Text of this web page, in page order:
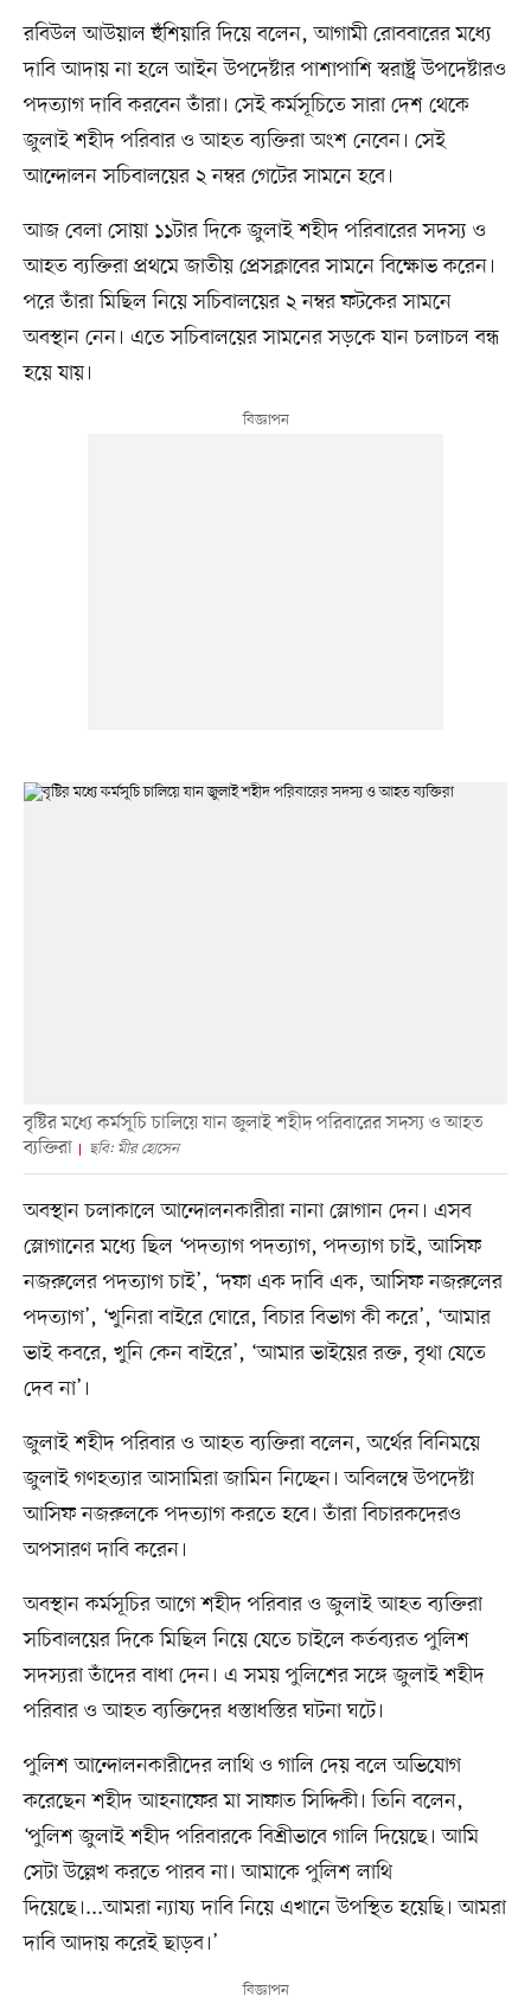
রবিউল আউয়াল হুঁশিয়ারি দিয়ে বলেন, আগামী রোববারের মধ্যে
দাবি আদায় না হলে আইন উপদেষ্টার পাশাপাশি স্বরাষ্ট্র উপদেষ্টারও
পদত্যাগ দাবি করবেন তাঁরা। সেই কর্মসূচিতে সারা দেশ থেকে
জুলাই শহীদ পরিবার ও আহত ব্যক্তিরা অংশ নেবেন। সেই
আন্দোলন সচিবালয়ের ২ নম্বর গেটের সামনে হবে।
আজ বেলা সোয়া ১১টার দিকে জুলাই শহীদ পরিবারের সদস্য ও
আহত ব্যক্তিরা প্রথমে জাতীয় প্রেসক্লাবের সামনে বিক্ষোভ করেন।
পরে তাঁরা মিছিল নিয়ে সচিবালয়ের ২ নম্বর ফটকের সামনে
অবস্থান নেন। এতে সচিবালয়ের সামনের সড়কে যান চলাচল বন্ধ
হয়ে যায়।
বৃষ্টির মধ্যে কর্মসূচি চালিয়ে যান জুলাই শহীদ পরিবারের সদস্য ও আহত
ব্যক্তিরা
ছবি: মীর হোসেন
অবস্থান চলাকালে আন্দোলনকারীরা নানা স্লোগান দেন। এসব
স্লোগানের মধ্যে ছিল ‘পদত্যাগ পদত্যাগ, পদত্যাগ চাই, আসিফ
নজরুলের পদত্যাগ চাই’, ‘দফা এক দাবি এক, আসিফ নজরুলের
পদত্যাগ’, ‘খুনিরা বাইরে ঘোরে, বিচার বিভাগ কী করে’, ‘আমার
ভাই কবরে, খুনি কেন বাইরে’, ‘আমার ভাইয়ের রক্ত, বৃথা যেতে
দেব না’।
জুলাই শহীদ পরিবার ও আহত ব্যক্তিরা বলেন, অর্থের বিনিময়ে
জুলাই গণহত্যার আসামিরা জামিন নিচ্ছেন। অবিলম্বে উপদেষ্টা
আসিফ নজরুলকে পদত্যাগ করতে হবে। তাঁরা বিচারকদেরও
অপসারণ দাবি করেন।
অবস্থান কর্মসূচির আগে শহীদ পরিবার ও জুলাই আহত ব্যক্তিরা
সচিবালয়ের দিকে মিছিল নিয়ে যেতে চাইলে কর্তব্যরত পুলিশ
সদস্যরা তাঁদের বাধা দেন। এ সময় পুলিশের সঙ্গে জুলাই শহীদ
পরিবার ও আহত ব্যক্তিদের ধস্তাধস্তির ঘটনা ঘটে।
পুলিশ আন্দোলনকারীদের লাথি ও গালি দেয় বলে অভিযোগ
করেছেন শহীদ আহনাফের মা সাফাত সিদ্দিকী। তিনি বলেন,
‘পুলিশ জুলাই শহীদ পরিবারকে বিশ্রীভাবে গালি দিয়েছে। আমি
সেটা উল্লেখ করতে পারব না। আমাকে পুলিশ লাথি
দিয়েছে।...আমরা ন্যায্য দাবি নিয়ে এখানে উপস্থিত হয়েছি। আমরা
দাবি আদায় করেই ছাড়ব।’